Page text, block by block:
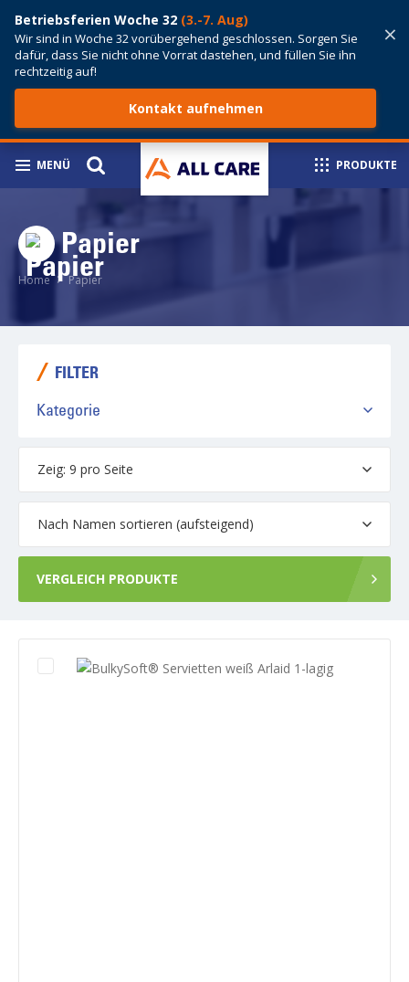
Betriebsferien Woche 32 (3.-7. Aug)
Wir sind in Woche 32 vorübergehend geschlossen. Sorgen Sie
dafür, dass Sie nicht ohne Vorrat dastehen, und füllen Sie ihn
rechtzeitig auf!
Kontakt aufnehmen
×
PRODUKTE
MENÜ
Papier
Home Papier
FILTER
Kategorie
VERGLEICH PRODUKTE